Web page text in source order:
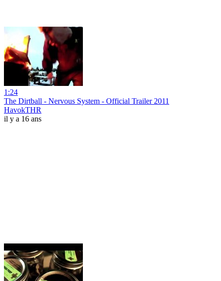
1:24
The Dirtball - Nervous System - Official Trailer 2011
HavokTHR
il y a 16 ans